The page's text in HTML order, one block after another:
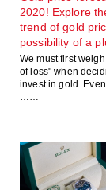
2020! Explore
trend of gold
possibility of a
We must first
of loss" when
invest in gold.
……